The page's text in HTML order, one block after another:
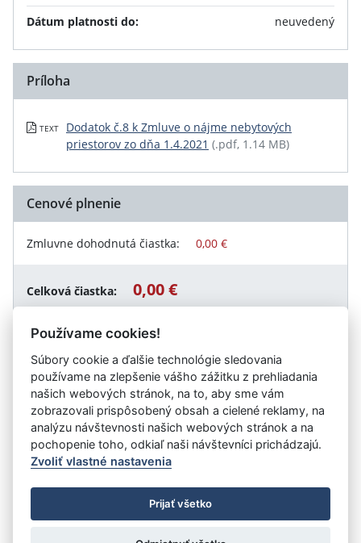
Dátum platnosti do:
neuvedený
Príloha
TEXT
Dodatok č.8 k Zmluve o nájme nebytových
priestorov zo dňa 1.4.2021 (.pdf, 1.14 MB)
Cenové plnenie
Zmluvne dohodnutá čiastka: 0,00 €
Celková čiastka: 0,00 €
Návrat späť
Vystavil:STEFE Trnava, s.r.o.
Úrad vlády SR
- Všetky práva vyhradené
Prehlásenie o prístupnosti
Zmluvy do 31.12.2010
Nastavenia cookies
Používame cookies!
Súbory cookie a ďalšie technológie sledovania
používame na zlepšenie vášho zážitku z prehliadania
našich webových stránok, na to, aby sme vám
zobrazovali prispôsobený obsah a cielené reklamy, na
analýzu návštevnosti našich webových stránok a na
pochopenie toho, odkiaľ naši návštevníci prichádzajú.
Zvoliť vlastné nastavenia
Prijať všetko